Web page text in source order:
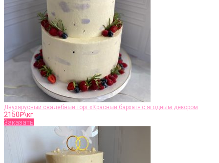
Двухярусный свадебный торт «Красный бархат» с ягодным декором
2150₽\кг
Заказать